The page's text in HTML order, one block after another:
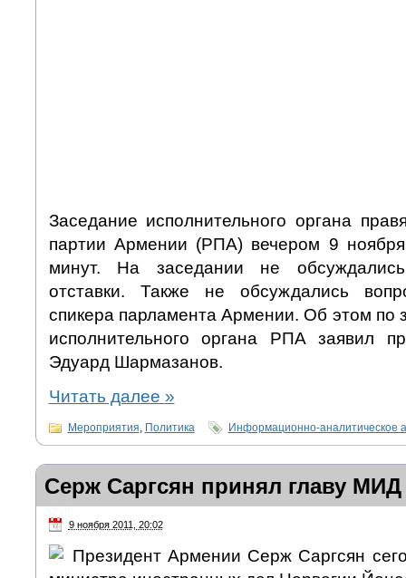
Заседание исполнительного органа
партии Армении (РПА) вечером 9
минут. На заседании не
отставки. Также не обсуждались
спикера парламента Армении. Об этом по
исполнительного органа РПА заявил
Эдуард Шармазанов.
Читать далее »
Мероприятия, Политика Информационно-аналитическое
Серж Саргсян принял главу
9 ноября 2011, 20:02
Президент Армении Серж Саргсян